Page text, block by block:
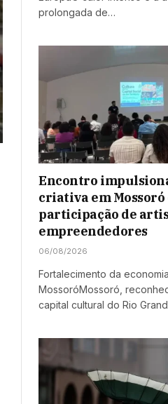
prolongada de…
Encontro
criativa em Mossoró
participação de
empreendedores
06/08/2026
Fortalecimento da
MossoróMossoró,
capital cultural do Rio